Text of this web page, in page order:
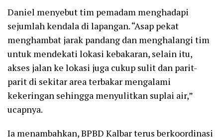
Daniel menyebut tim pemadam menghadapi
sejumlah kendala di lapangan. “Asap pekat
menghambat jarak pandang dan menghalangi tim
untuk mendekati lokasi kebakaran, selain itu,
akses jalan ke lokasi juga cukup sulit dan parit-
parit di sekitar area terbakar mengalami
kekeringan sehingga menyulitkan suplai air,”
ucapnya.
Ia menambahkan, BPBD Kalbar terus berkoordinasi